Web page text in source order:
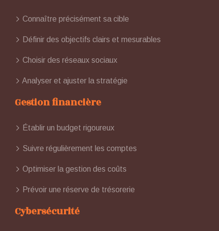
Connaître précisément sa cible
Définir des objectifs clairs et mesurables
Choisir des réseaux sociaux
Analyser et ajuster la stratégie
Gestion financière
Établir un budget rigoureux
Suivre régulièrement les comptes
Optimiser la gestion des coûts
Prévoir une réserve de trésorerie
Cybersécurité